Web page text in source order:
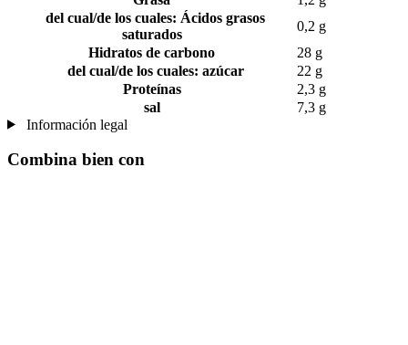
del cual/de los cuales: Ácidos grasos
saturados
0,2 g
Hidratos de carbono
28 g
del cual/de los cuales: azúcar
22 g
Proteínas
2,3 g
sal
7,3 g
Información legal
Combina bien con